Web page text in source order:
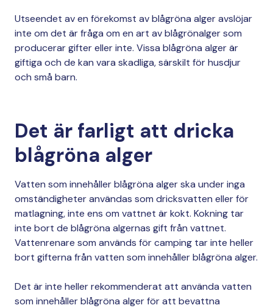
Utseendet av en förekomst av blågröna alger avslöjar
inte om det är fråga om en art av blågrönalger som
producerar gifter eller inte. Vissa blågröna alger är
giftiga och de kan vara skadliga, särskilt för husdjur
och små barn.
Det är farligt att dricka
blågröna alger
Vatten som innehåller blågröna alger ska under inga
omständigheter användas som dricksvatten eller för
matlagning, inte ens om vattnet är kokt. Kokning tar
inte bort de blågröna algernas gift från vattnet.
Vattenrenare som används för camping tar inte heller
bort gifterna från vatten som innehåller blågröna alger.
Det är inte heller rekommenderat att använda vatten
som innehåller blågröna alger för att bevattna